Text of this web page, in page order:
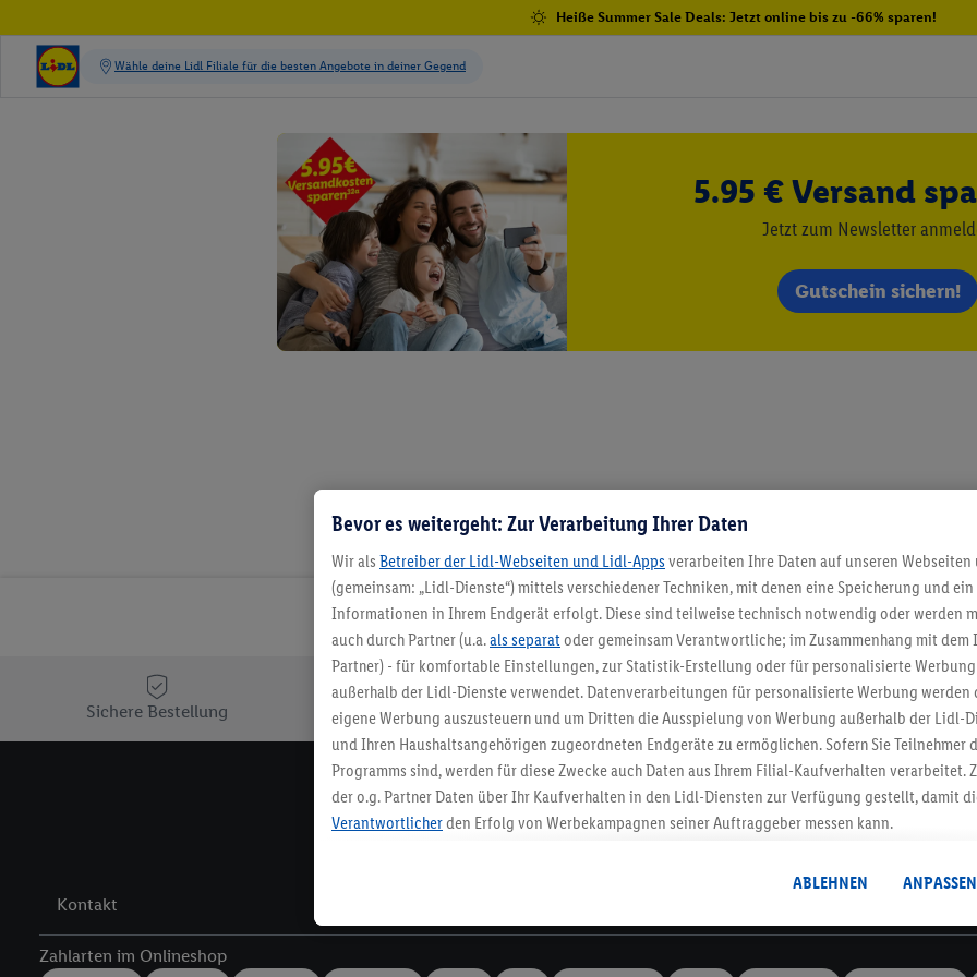
Heiße Summer Sale Deals: Jetzt online bis zu -66% sparen!
5.95 € Versand
Jetzt zum Newsletter
Gutschein sichern!
Lidl-Newsletter
Sichere Bestellung Kostenlose Retoure Rückgabefrist von
Newsletter
Melde dich zum Lidl Newsletter an & sichere dir dein
Kontakt
Zahlarten im Onlineshop
Bevor es weitergeht: Zur Verarbeitung Ihrer Daten
Wir als Betreiber der Lidl-Webseiten und Lidl-Apps verarbeiten Ihre Daten auf unseren Webseiten
(gemeinsam: „Lidl-Dienste“) mittels verschiedener Techniken, mit denen eine Speicherung und
Informationen in Ihrem Endgerät erfolgt. Diese sind teilweise technisch notwendig oder werden
auch durch Partner (u.a.als separat oder gemeinsam Verantwortliche; im Zusammenhang mit dem
Partner) - für komfortable Einstellungen, zur Statistik-Erstellung oder für personalisierte
außerhalb der Lidl-Dienste verwendet. Datenverarbeitungen für personalisierte Werbung werden
eigene Werbung auszusteuern und um Dritten die Ausspielung von Werbung außerhalb der Lidl-
und Ihren Haushaltsangehörigen zugeordneten Endgeräte zu ermöglichen. Sofern Sie Teilnehmer
Programms sind, werden für diese Zwecke auch Daten aus Ihrem Filial-Kaufverhalten verarbeitet.
der o.g. Partner Daten über Ihr Kaufverhalten in den Lidl-Diensten zur Verfügung gestellt, damit
Verantwortlicherden Erfolg von Werbekampagnen seiner Auftraggeber messen kann.
angereicherten Profilen. Dies umfasst die Zusammenführung von Daten (z.B. über Ihre Nutzung
Kaufverhalten in den Lidl-Diensten, Informationen aus Ihrem Kundenkonto - z.B. Alter oder
genauen Standortdaten) auch über verschiedene Endgeräte und Lidl-Dienste hinweg
ABLEHNEN ANPASSEN